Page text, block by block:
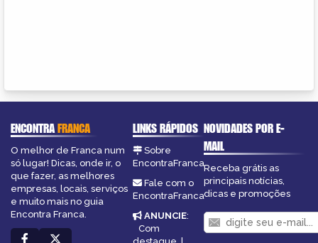
ENCONTRAFRANCA
O melhor de Franca num
só lugar! Dicas, onde ir, o
que fazer, as melhores
empresas, locais, serviços
e muito mais no guia
Encontra Franca.
LINKS RÁPIDOS
Sobre
EncontraFranca
Fale com o
EncontraFranca
ANUNCIE:
Com
NOVIDADES POR E-
MAIL
Receba grátis as
principais notícias,
dicas e promoções